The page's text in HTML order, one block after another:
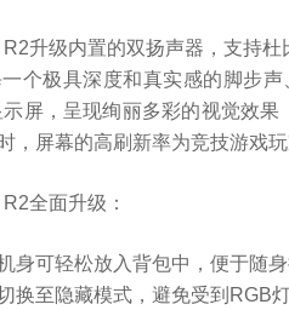
升级内置的双扬声器，支持
个极具深度和真实感的脚步
屏，呈现绚丽多彩的视觉效
，屏幕的高刷新率为竞技游戏
全面升级：
身可轻松放入背包中，便于随身
换至隐藏模式，避免受到RGB